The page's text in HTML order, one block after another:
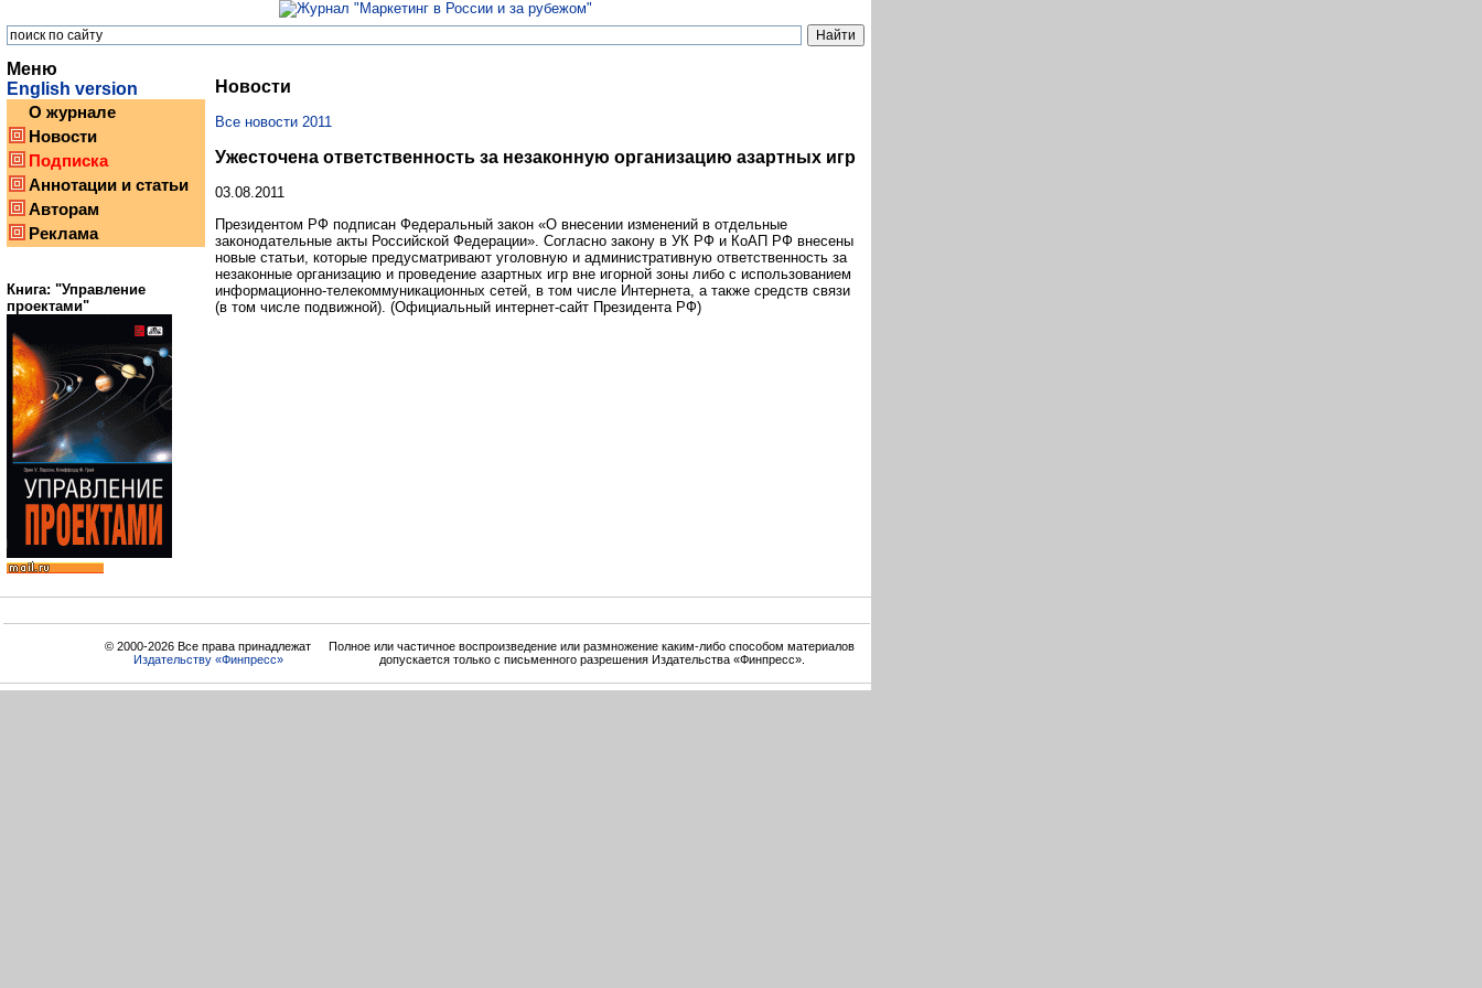
Меню
English version
О журнале
Новости
Подписка
Аннотации и статьи
Авторам
Реклама
Книга: "Управление
проектами"
Новости
Все новости 2011
Ужесточена ответственность за незаконную организацию азартных игр
03.08.2011
Президентом РФ подписан Федеральный закон «О внесении изменений в отдельные
законодательные акты Российской Федерации». Согласно закону в УК РФ и КоАП РФ внесены
новые статьи, которые предусматривают уголовную и административную ответственность за
незаконные организацию и проведение азартных игр вне игорной зоны либо с использованием
информационно-телекоммуникационных сетей, в том числе Интернета, а также средств связи
(в том числе подвижной). (Официальный интернет-сайт Президента РФ)
© 2000-2026 Все права принадлежат
Издательству «Финпресс»
Полное или частичное воспроизведение или размножение каким-либо способом материалов
допускается только с письменного разрешения Издательства «Финпресс».